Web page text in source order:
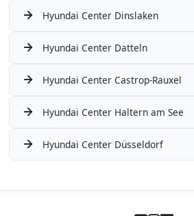
Hyundai Center Dinslaken
Hyundai Center Datteln
Hyundai Center Castrop-Rauxel
Hyundai Center Haltern am See
Hyundai Center Düsseldorf